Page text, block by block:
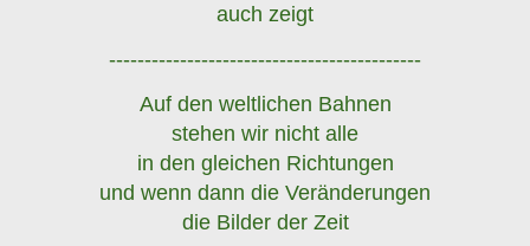
auch zeigt
--------------------------------------------
Auf den weltlichen Bahnen
stehen wir nicht alle
in den gleichen Richtungen
und wenn dann die Veränderungen
die Bilder der Zeit